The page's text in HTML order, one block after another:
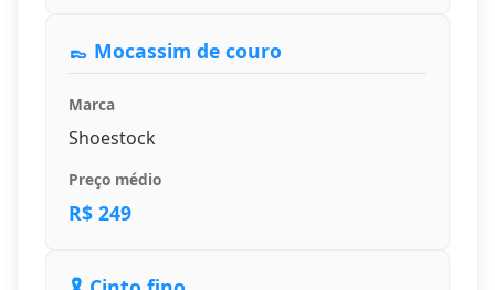
👞 Mocassim de couro
Marca
Shoestock
Preço médio
R$ 249